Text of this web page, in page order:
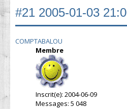
#21 2005-01-03
COMPTABALOU
Membre
Inscrit(e): 2004-06-09
Messages: 5 048